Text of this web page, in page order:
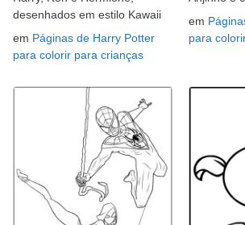
desenhados em estilo Kawaii
em Páginas de Harry Potter
para colorir para crianças
em
para